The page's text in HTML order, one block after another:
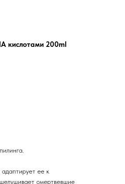
кислотами 200ml
ее к
омертвевшие